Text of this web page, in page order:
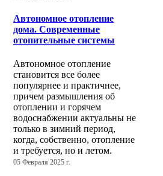
Автономное отопление
дома. Современные
отопительные системы
Автономное отопление
становится все более
популярнее и практичнее,
причем размышления об
отоплении и горячем
водоснабжении актуальны не
только в зимний период,
когда, собственно, отопление
и требуется, но и летом.
05 Февраля 2025 г.